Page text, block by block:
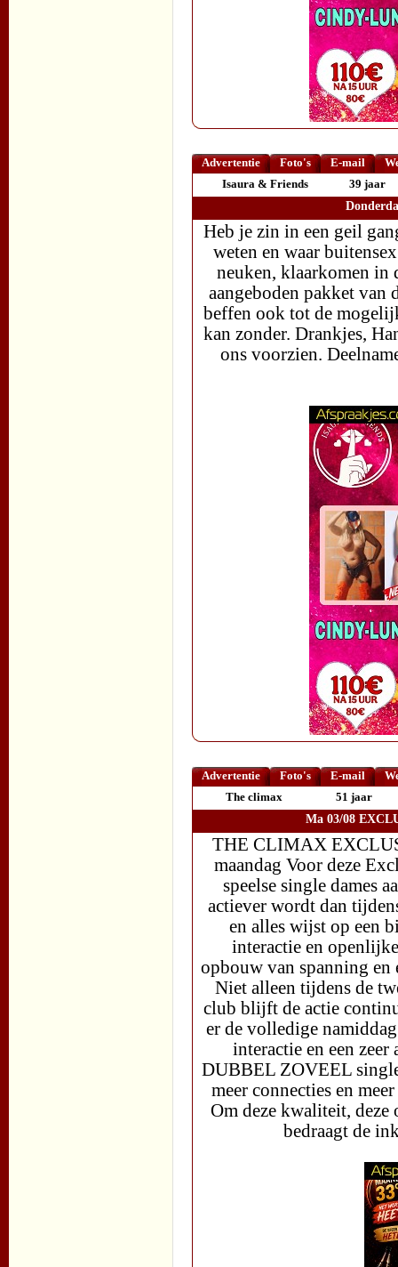
Advertentie Foto's E-mail
Isaura & Friends
39 jaar
Heb je zin in een geil
weten en waar
neuken, klaarkomen in
aangeboden pakket van
beffen ook tot de
kan zonder. Drankjes,
ons voorzien.
Advertentie Foto's E-mail
The climax
51 jaar
Ma 03/08
THE CLIMAX
maandag Voor deze
speelse single dames
actiever wordt dan
en alles wijst op een
interactie en
opbouw van spanning en
Niet alleen tijdens de
club blijft de actie
er de volledige
interactie en een
DUBBEL ZOVEEL
meer connecties en
Om deze kwaliteit, deze
bedraagt de